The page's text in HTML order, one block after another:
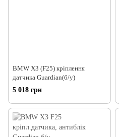
BMW Х3 (F25) кріплення
датчика Guardian(б/у)
5 018 грн